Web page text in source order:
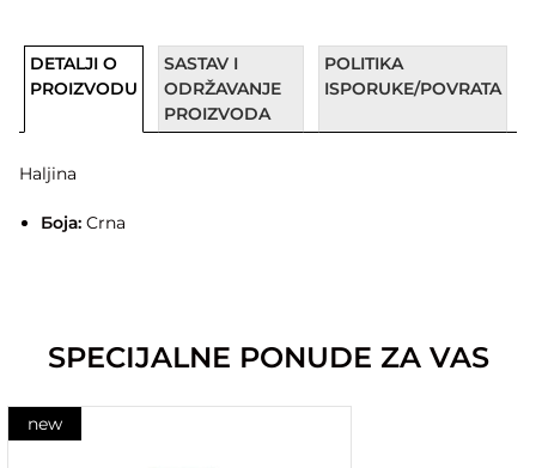
DETALJI O
PROIZVODU
SASTAV I
ODRŽAVANJE
PROIZVODA
POLITIKA
ISPORUKE/POVRATA
Haljina
Боја:Crna
SPECIJALNE PONUDE ZA VAS
new